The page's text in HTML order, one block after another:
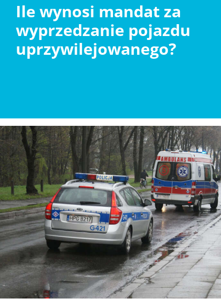
Ile wynosi mandat za
wyprzedzanie pojazdu
uprzywilejowanego?